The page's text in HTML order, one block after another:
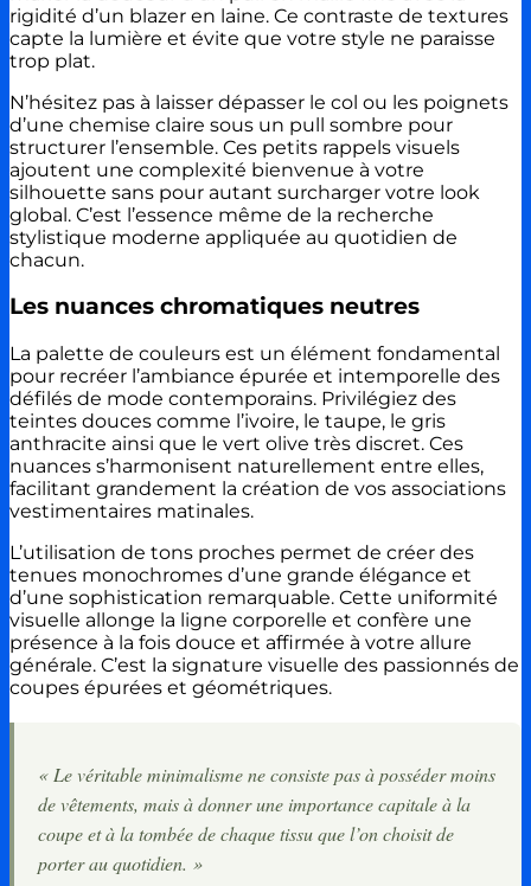
rigidité d’un blazer en laine. Ce contraste de textures
capte la lumière et évite que votre style ne paraisse
trop plat.
N’hésitez pas à laisser dépasser le col ou les poignets
d’une chemise claire sous un pull sombre pour
structurer l’ensemble. Ces petits rappels visuels
ajoutent une complexité bienvenue à votre
silhouette sans pour autant surcharger votre look
global. C’est l’essence même de la recherche
stylistique moderne appliquée au quotidien de
chacun.
Les nuances chromatiques neutres
La palette de couleurs est un élément fondamental
pour recréer l’ambiance épurée et intemporelle des
défilés de mode contemporains. Privilégiez des
teintes douces comme l’ivoire, le taupe, le gris
anthracite ainsi que le vert olive très discret. Ces
nuances s’harmonisent naturellement entre elles,
facilitant grandement la création de vos associations
vestimentaires matinales.
L’utilisation de tons proches permet de créer des
tenues monochromes d’une grande élégance et
d’une sophistication remarquable. Cette uniformité
visuelle allonge la ligne corporelle et confère une
présence à la fois douce et affirmée à votre allure
générale. C’est la signature visuelle des passionnés de
coupes épurées et géométriques.
« Le véritable minimalisme ne consiste pas à posséder moins
de vêtements, mais à donner une importance capitale à la
coupe et à la tombée de chaque tissu que l’on choisit de
porter au quotidien. »